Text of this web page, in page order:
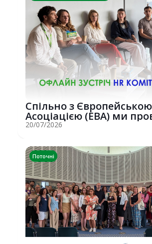
Спільно з Європейською
Асоціацією (EBA) ми
потужну о...
20/07/2026
Поточні